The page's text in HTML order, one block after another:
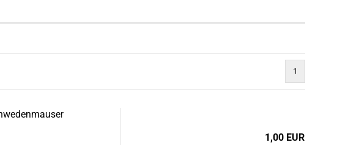
Konto erstellen
1
1,00 EUR